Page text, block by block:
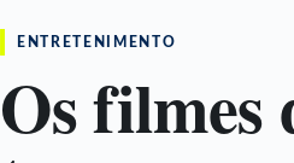
ENTRETENIMENTO
Os filmes